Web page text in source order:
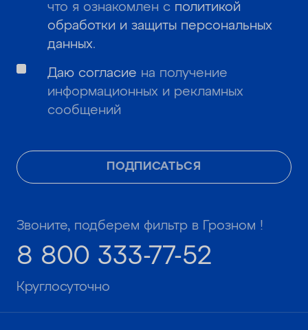
ПОДПИСАТЬСЯ
что я ознакомлен с политикой
обработки и защиты персональных
данных.
Даю согласие на получение
информационных и рекламных
сообщений
Звоните, подберем фильтр в Грозном !
8 800 333-77-52
Круглосуточно